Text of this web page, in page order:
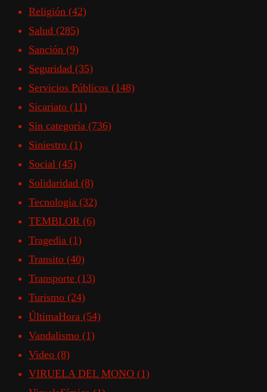
Religión (42)
Salud (285)
Sanción (9)
Seguridad (35)
Servicios Públicos (148)
Sicariato (11)
Sin categoría (736)
Siniestro (1)
Social (45)
Solidaridad (8)
Tecnologia (32)
TEMBLOR (6)
Tragedia (1)
Transito (40)
Transporte (13)
Turismo (24)
ÚltimaHora (54)
Vandalismo (1)
Video (8)
VIRUELA DEL MONO (1)